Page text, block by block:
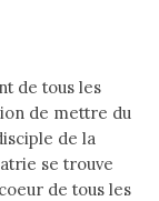
de tous les
de mettre du
de la
se trouve
de tous les